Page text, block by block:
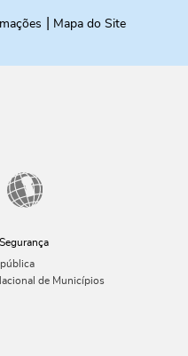
Mapa do Site
de Municípios